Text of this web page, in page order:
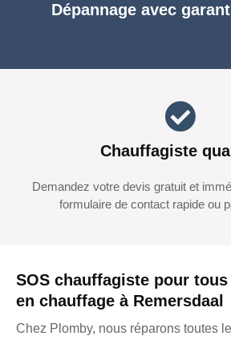
SOS chauffagiste pour
en chauffage à Remersdaal
Chez Plomby, nous réparons toutes
Dépannage avec
Chauffagiste
Demandez votre devis gratuit et
formulaire de contact rapide ou